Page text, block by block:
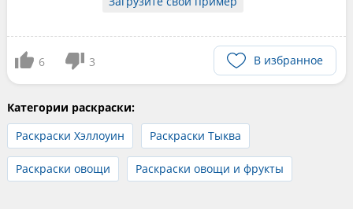
6 3 В избранное
Категории раскраски:
Раскраски Хэллоуин
Раскраски Тыква
Раскраски овощи Раскраски овощи и фрукты